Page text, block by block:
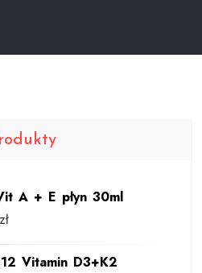
A + E płyn 30ml
zł
Vitamin D3+K2